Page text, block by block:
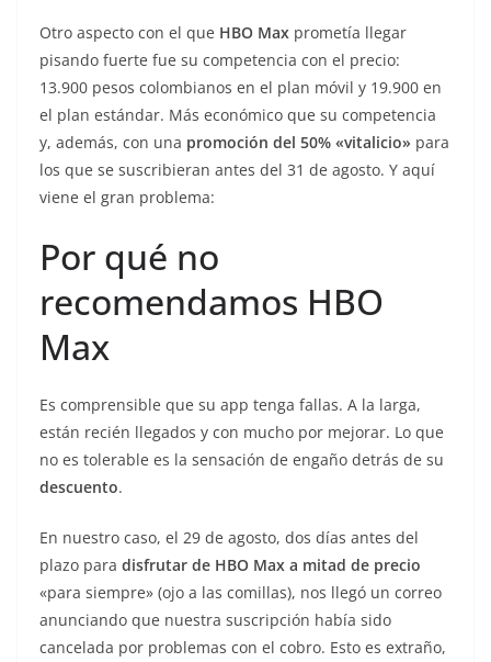
Otro aspecto con el que HBO Max prometía llegar
pisando fuerte fue su competencia con el precio:
13.900 pesos colombianos en el plan móvil y 19.900 en
el plan estándar. Más económico que su competencia
y, además, con una promoción del 50% «vitalicio» para
los que se suscribieran antes del 31 de agosto. Y aquí
viene el gran problema:
Por qué no
recomendamos HBO
Max
Es comprensible que su app tenga fallas. A la larga,
están recién llegados y con mucho por mejorar. Lo que
no es tolerable es la sensación de engaño detrás de su
descuento.
En nuestro caso, el 29 de agosto, dos días antes del
plazo para disfrutar de HBO Max a mitad de precio
«para siempre» (ojo a las comillas), nos llegó un correo
anunciando que nuestra suscripción había sido
cancelada por problemas con el cobro. Esto es extraño,